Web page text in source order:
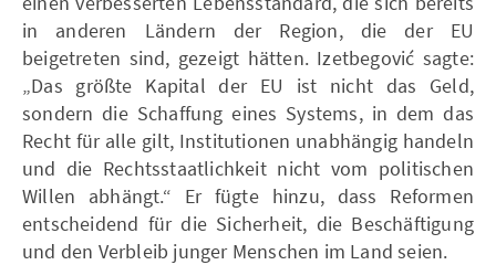
in anderen Ländern der Region, die der EU
beigetreten sind, gezeigt hätten. Izetbegović sagte:
„Das größte Kapital der EU ist nicht das Geld,
sondern die Schaffung eines Systems, in dem das
Recht für alle gilt, Institutionen unabhängig handeln
und die Rechtsstaatlichkeit nicht vom politischen
Willen abhängt.“ Er fügte hinzu, dass Reformen
entscheidend für die Sicherheit, die Beschäftigung
und den Verbleib junger Menschen im Land seien.